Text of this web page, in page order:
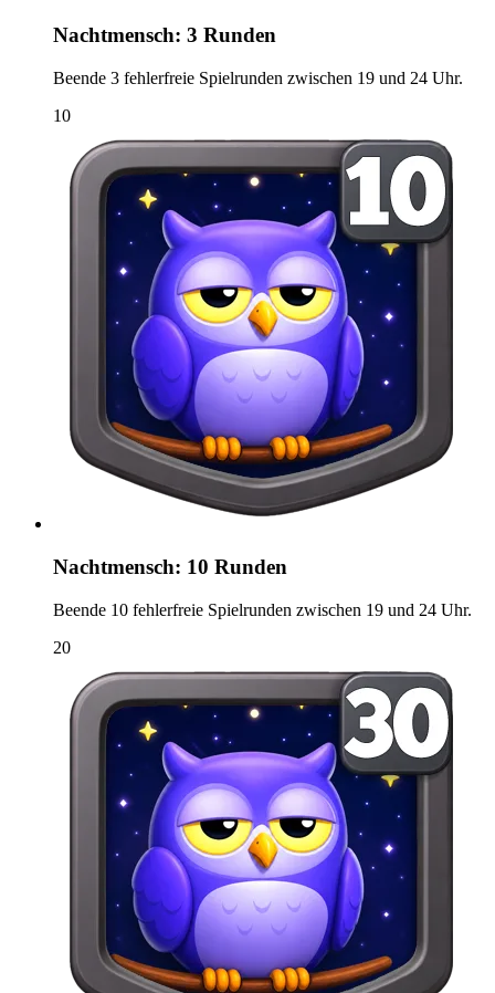
Nachtmensch: 3 Runden
Beende 3 fehlerfreie Spielrunden zwischen 19 und 24 Uhr.
10
Nachtmensch: 10 Runden
Beende 10 fehlerfreie Spielrunden zwischen 19 und 24 Uhr.
20